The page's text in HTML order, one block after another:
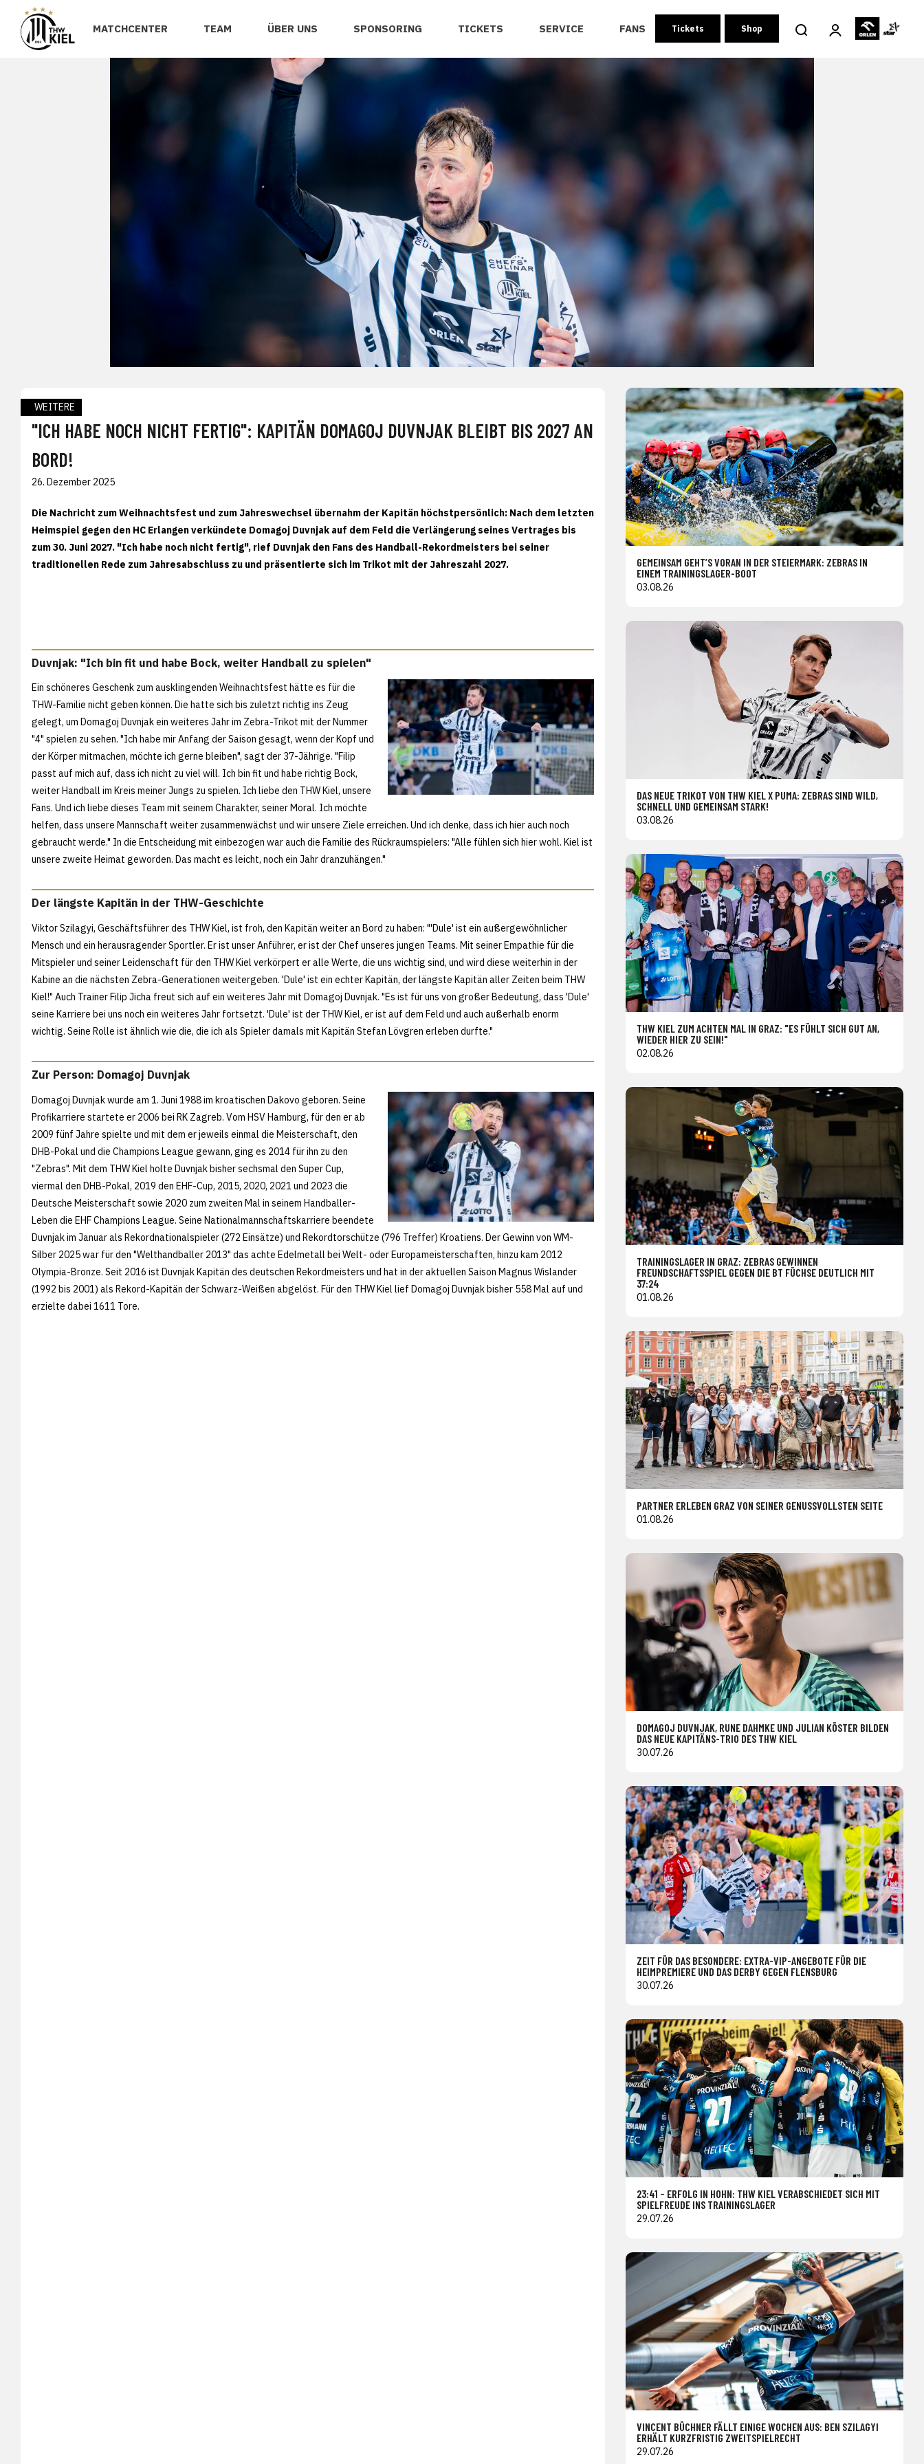
MATCHCENTER TEAM ÜBER UNS SPONSORING TICKETS SERVICE FANS Tickets Shop
WEITERE
"ICH HABE NOCH NICHT FERTIG": KAPITÄN DOMAGOJ DUVNJAK BLEIBT BIS 2027 AN
BORD!
26. Dezember 2025
Die Nachricht zum Weihnachtsfest und zum Jahreswechsel übernahm der Kapitän höchstpersönlich: Nach dem letzten
Heimspiel gegen den HC Erlangen verkündete Domagoj Duvnjak auf dem Feld die Verlängerung seines Vertrages bis
zum 30. Juni 2027. "Ich habe noch nicht fertig", rief Duvnjak den Fans des Handball-Rekordmeisters bei seiner
traditionellen Rede zum Jahresabschluss zu und präsentierte sich im Trikot mit der Jahreszahl 2027.
Duvnjak: "Ich bin fit und habe Bock, weiter Handball zu spielen"
Ein schöneres Geschenk zum ausklingenden Weihnachtsfest hätte es für die
THW-Familie nicht geben können. Die hatte sich bis zuletzt richtig ins Zeug
gelegt, um Domagoj Duvnjak ein weiteres Jahr im Zebra-Trikot mit der Nummer
"4" spielen zu sehen. "Ich habe mir Anfang der Saison gesagt, wenn der Kopf und
der Körper mitmachen, möchte ich gerne bleiben", sagt der 37-Jährige. "Filip
passt auf mich auf, dass ich nicht zu viel will. Ich bin fit und habe richtig Bock,
weiter Handball im Kreis meiner Jungs zu spielen. Ich liebe den THW Kiel, unsere
Fans. Und ich liebe dieses Team mit seinem Charakter, seiner Moral. Ich möchte
helfen, dass unsere Mannschaft weiter zusammenwächst und wir unsere Ziele erreichen. Und ich denke, dass ich hier auch noch
gebraucht werde." In die Entscheidung mit einbezogen war auch die Familie des Rückraumspielers: "Alle fühlen sich hier wohl. Kiel ist
unsere zweite Heimat geworden. Das macht es leicht, noch ein Jahr dranzuhängen."
Der längste Kapitän in der THW-Geschichte
Viktor Szilagyi, Geschäftsführer des THW Kiel, ist froh, den Kapitän weiter an Bord zu haben: "'Dule' ist ein außergewöhnlicher
Mensch und ein herausragender Sportler. Er ist unser Anführer, er ist der Chef unseres jungen Teams. Mit seiner Empathie für die
Mitspieler und seiner Leidenschaft für den THW Kiel verkörpert er alle Werte, die uns wichtig sind, und wird diese weiterhin in der
Kabine an die nächsten Zebra-Generationen weitergeben. 'Dule' ist ein echter Kapitän, der längste Kapitän aller Zeiten beim THW
Kiel!" Auch Trainer Filip Jicha freut sich auf ein weiteres Jahr mit Domagoj Duvnjak. "Es ist für uns von großer Bedeutung, dass 'Dule'
seine Karriere bei uns noch ein weiteres Jahr fortsetzt. 'Dule' ist der THW Kiel, er ist auf dem Feld und auch außerhalb enorm
wichtig. Seine Rolle ist ähnlich wie die, die ich als Spieler damals mit Kapitän Stefan Lövgren erleben durfte."
Zur Person: Domagoj Duvnjak
Domagoj Duvnjak wurde am 1. Juni 1988 im kroatischen Dakovo geboren. Seine
Profikarriere startete er 2006 bei RK Zagreb. Vom HSV Hamburg, für den er ab
2009 fünf Jahre spielte und mit dem er jeweils einmal die Meisterschaft, den
DHB-Pokal und die Champions League gewann, ging es 2014 für ihn zu den
"Zebras". Mit dem THW Kiel holte Duvnjak bisher sechsmal den Super Cup,
viermal den DHB-Pokal, 2019 den EHF-Cup, 2015, 2020, 2021 und 2023 die
Deutsche Meisterschaft sowie 2020 zum zweiten Mal in seinem Handballer-
Leben die EHF Champions League. Seine Nationalmannschaftskarriere beendete
Duvnjak im Januar als Rekordnationalspieler (272 Einsätze) und Rekordtorschütze (796 Treffer) Kroatiens. Der Gewinn von WM-
Silber 2025 war für den "Welthandballer 2013" das achte Edelmetall bei Welt- oder Europameisterschaften, hinzu kam 2012
Olympia-Bronze. Seit 2016 ist Duvnjak Kapitän des deutschen Rekordmeisters und hat in der aktuellen Saison Magnus Wislander
(1992 bis 2001) als Rekord-Kapitän der Schwarz-Weißen abgelöst. Für den THW Kiel lief Domagoj Duvnjak bisher 558 Mal auf und
erzielte dabei 1611 Tore.
GEMEINSAM GEHT’S VORAN IN DER STEIERMARK: ZEBRAS IN
EINEM TRAININGSLAGER-BOOT
03.08.26
DAS NEUE TRIKOT VON THW KIEL X PUMA: ZEBRAS SIND WILD,
SCHNELL UND GEMEINSAM STARK!
03.08.26
THW KIEL ZUM ACHTEN MAL IN GRAZ: "ES FÜHLT SICH GUT AN,
WIEDER HIER ZU SEIN!"
02.08.26
TRAININGSLAGER IN GRAZ: ZEBRAS GEWINNEN
FREUNDSCHAFTSSPIEL GEGEN DIE BT FÜCHSE DEUTLICH MIT
37:24
01.08.26
PARTNER ERLEBEN GRAZ VON SEINER GENUSSVOLLSTEN SEITE
01.08.26
DOMAGOJ DUVNJAK, RUNE DAHMKE UND JULIAN KÖSTER BILDEN
DAS NEUE KAPITÄNS-TRIO DES THW KIEL
30.07.26
ZEIT FÜR DAS BESONDERE: EXTRA-VIP-ANGEBOTE FÜR DIE
HEIMPREMIERE UND DAS DERBY GEGEN FLENSBURG
30.07.26
23:41 – ERFOLG IN HOHN: THW KIEL VERABSCHIEDET SICH MIT
SPIELFREUDE INS TRAININGSLAGER
29.07.26
VINCENT BÜCHNER FÄLLT EINIGE WOCHEN AUS: BEN SZILAGYI
ERHÄLT KURZFRISTIG ZWEITSPIELRECHT
29.07.26